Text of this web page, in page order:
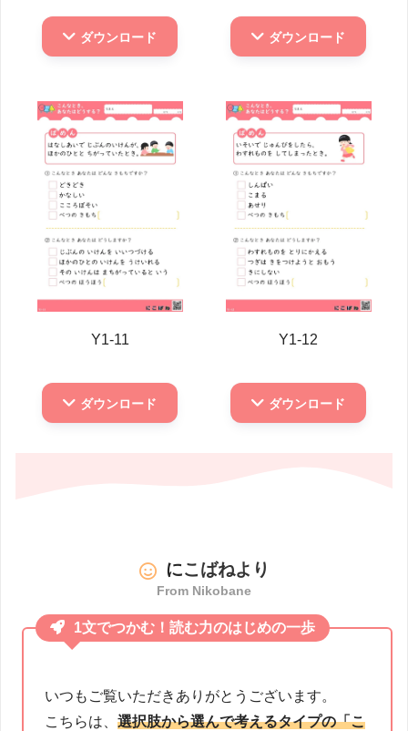
ダウンロード ダウンロード
Y1-11
ダウンロード
Y1-12
ダウンロード
にこばねより
From Nikobane
1文でつかむ！読む力のはじめの一歩
いつもご覧いただきありがとうございます。
こちらは、選択肢から選んで考えるタイプの「こ